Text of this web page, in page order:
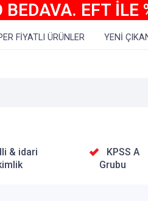
EFT İLE
FİYATLI ÜRÜNLER YENİ
& idari
KPSS A
Grubu